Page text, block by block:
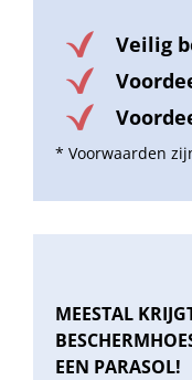
Veilig
* Voorwaarden
MEESTAL
EEN PARASOL!